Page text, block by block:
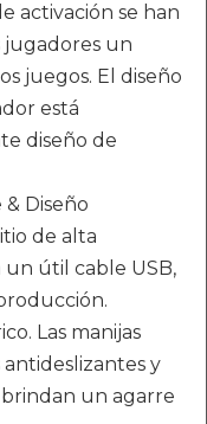
activación se han
jugadores un
juegos. El diseño
está
diseño de
Diseño
de alta
un útil cable USB,
Las manijas
y
un agarre